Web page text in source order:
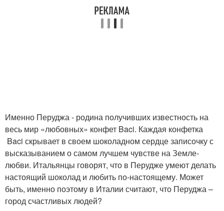
Именно Перуджа - родина получивших известность на
весь мир «любовных» конфет Baci. Каждая конфетка
Baci скрывает в своем шоколадном сердце записочку с
высказыванием о самом лучшем чувстве на Земле-
любви. Итальянцы говорят, что в Перудже умеют делать
настоящий шоколад и любить по-настоящему. Может
быть, именно поэтому в Италии считают, что Перуджа –
город счастливых людей?